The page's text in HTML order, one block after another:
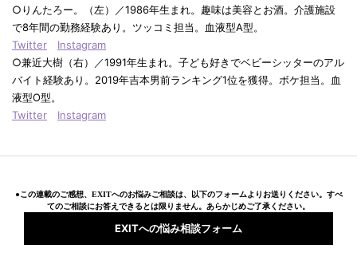
○りんたろー。（左）／1986年生まれ。趣味は美容とお酒。介護施設
で8年間の勤務経験あり。ツッコミ担当。血液型A型。
Twitter
Instagram
○兼近大樹（右）／1991年生まれ。子ども好きでベビーシッターのアル
バイト経験あり。2019年吉本男前ランキング1位を獲得。ボケ担当。血
液型O型。
Twitter
Instagram
●この連載のご感想、EXITへのお悩みご相談は、以下のフォームよりお送りください。すべ
てのご相談にお答えできるとは限りません。あらかじめご了承ください。
EXITへの悩み相談フォーム